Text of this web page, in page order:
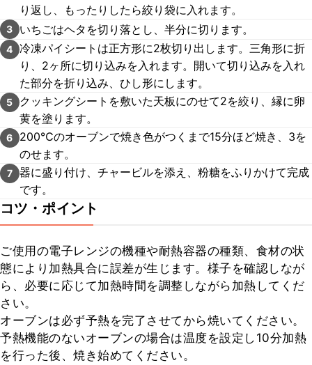
り返し、もったりしたら絞り袋に入れます。
3 いちごはヘタを切り落とし、半分に切ります。
4 冷凍パイシートは正方形に2枚切り出します。三角形に折
り、2ヶ所に切り込みを入れます。開いて切り込みを入れ
た部分を折り込み、ひし形にします。
5
クッキングシートを敷いた天板にのせて2を絞り、縁に卵
黄を塗ります。
6
200℃のオーブンで焼き色がつくまで15分ほど焼き、3を
のせます。
7 器に盛り付け、チャービルを添え、粉糖をふりかけて完成
です。
コツ・ポイント
ご使用の電子レンジの機種や耐熱容器の種類、食材の状
態により加熱具合に誤差が生じます。様子を確認しなが
ら、必要に応じて加熱時間を調整しながら加熱してくだ
さい。
オーブンは必ず予熱を完了させてから焼いてください。
予熱機能のないオーブンの場合は温度を設定し10分加熱
を行った後、焼き始めてください。